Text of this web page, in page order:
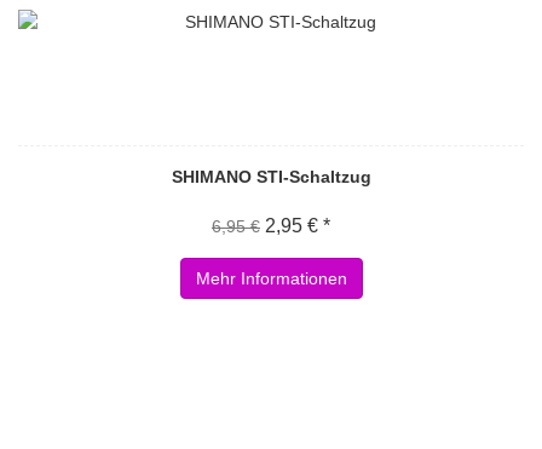
SHIMANO STI-Schaltzug
6,95 € 2,95 € *
Mehr Informationen